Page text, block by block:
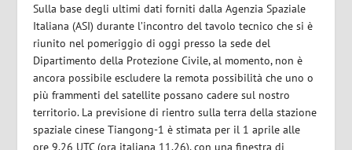
Sulla base degli ultimi dati forniti dalla Agenzia Spaziale
Italiana (ASI) durante l’incontro del tavolo tecnico che si è
riunito nel pomeriggio di oggi presso la sede del
Dipartimento della Protezione Civile, al momento, non è
ancora possibile escludere la remota possibilità che uno o
più frammenti del satellite possano cadere sul nostro
territorio. La previsione di rientro sulla terra della stazione
spaziale cinese Tiangong-1 è stimata per il 1 aprile alle
ore 9.26 UTC (ora italiana 11.26), con una finestra di